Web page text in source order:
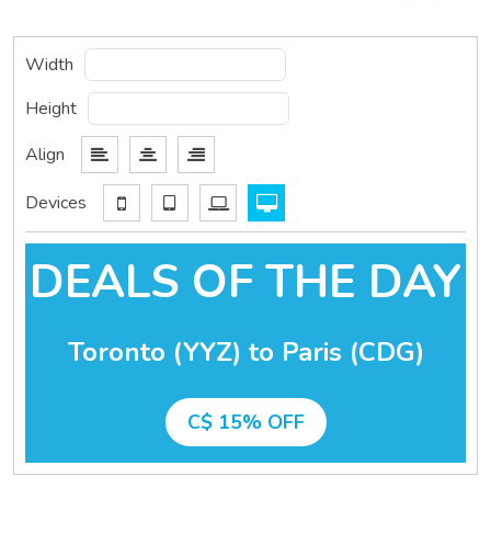
Width
Height
Align
Devices
DEALS OF THE DAY
Toronto (YYZ) to Paris (CDG)
C$ 15% OFF